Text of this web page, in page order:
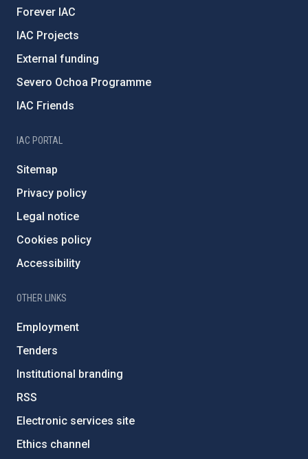
Forever IAC
IAC Projects
External funding
Severo Ochoa Programme
IAC Friends
IAC PORTAL
Sitemap
Privacy policy
Legal notice
Cookies policy
Accessibility
OTHER LINKS
Employment
Tenders
Institutional branding
RSS
Electronic services site
Ethics channel